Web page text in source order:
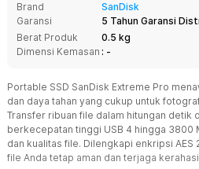
Brand
SanDisk
Garansi
5 Tahun Garansi
Berat Produk
0.5 kg
Dimensi Kemasan : -
Portable SSD SanDisk Extreme Pro
dan daya tahan yang cukup untuk
Transfer ribuan file dalam hitungan detik
berkecepatan tinggi USB 4 hingga 3800
dan kualitas file. Dilengkapi enkripsi
file Anda tetap aman dan terjaga